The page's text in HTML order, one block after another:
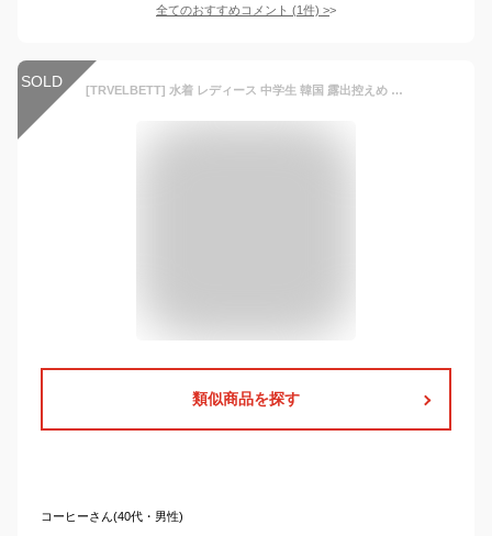
全てのおすすめコメント (1件) >
SOLD [TRVELBETT] 水着 レディース 中学生 韓国 露出控えめ カバーアップ トップス 短パン 高校生 大学生 女の子 可愛い 体型カバー ビキニ UVカット ビーチ 温泉 海 胸パッド付き 日焼け防止 水陸両用 スポーティー 10代 20代 30代 (ブラック,M)
類似商品を探す
コーヒーさん(40代・男性)